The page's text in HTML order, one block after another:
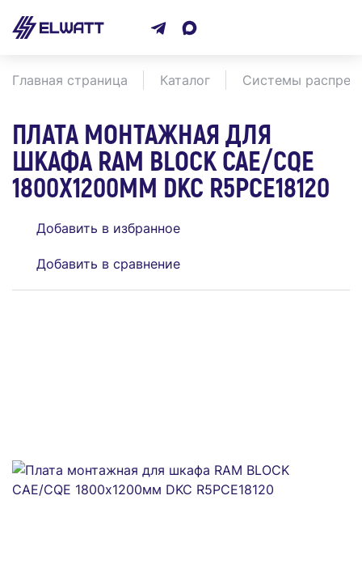
Главная страница Каталог Системы
ПЛАТА МОНТАЖНАЯ ДЛЯ
ШКАФА RAM BLOCK CAE/CQE
1800Х1200ММ DKC R5PCE18120
Добавить в избранное
Добавить в сравнение